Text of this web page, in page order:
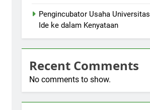
Pengincubator Usaha
Ide ke dalam Kenyataan
Recent Comments
No comments to show.